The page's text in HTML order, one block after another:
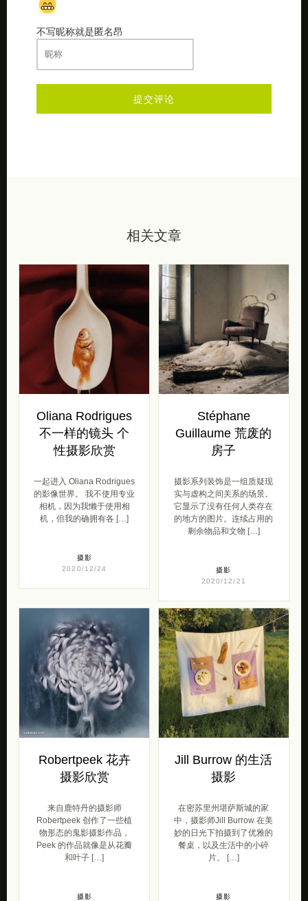
不写昵称就是匿名昂
相关文章
Oliana Rodrigues
不一样的镜头 个
性摄影欣赏
一起进入 Oliana Rodrigues
的影像世界。 我不使用专业
相机，因为我懒于使用相
机，但我的确拥有各 […]
摄影
2020/12/24
Stéphane
Guillaume 荒废的
房子
摄影系列装饰是一组质疑现
实与虚构之间关系的场景。
它显示了没有任何人类存在
的地方的图片。连续占用的
剩余物品和文物 […]
摄影
2020/12/21
Robertpeek 花卉
摄影欣赏
来自鹿特丹的摄影师
Robertpeek 创作了一些植
物形态的鬼影摄影作品，
Peek 的作品就像是从花瓣
和叶子 […]
摄影
Jill Burrow 的生活
摄影
在密苏里州堪萨斯城的家
中，摄影师Jill Burrow 在美
妙的日光下拍摄到了优雅的
餐桌，以及生活中的小碎
片。 […]
摄影